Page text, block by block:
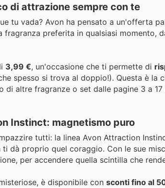
di attrazione sempre con te
tu vada? Avon ha pensato a un'offerta
preferita in qualsiasi momento,
3,99 €, un'occasione che ti permette di
spesso si trova al doppio!). Questa è la
altre fragranze o set dalle pagine 3 a
Instinct: magnetismo puro
tutti: la linea Avon Attraction
dà proprio quel coraggio. Con le sue
per accendere quella scintilla che
è disponibile con sconti fino al